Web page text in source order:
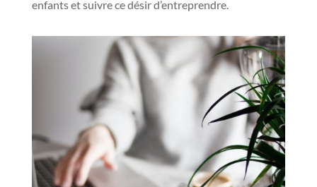
enfants et suivre ce désir d’entreprendre.